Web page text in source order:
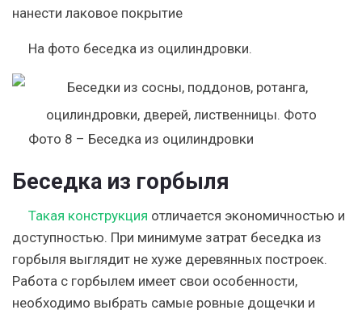
нанести лаковое покрытие
На фото беседка из оцилиндровки.
Фото 8 – Беседка из оцилиндровки
Беседка из горбыля
Такая конструкция отличается экономичностью и
доступностью. При минимуме затрат беседка из
горбыля выглядит не хуже деревянных построек.
Работа с горбылем имеет свои особенности,
необходимо выбрать самые ровные дощечки и